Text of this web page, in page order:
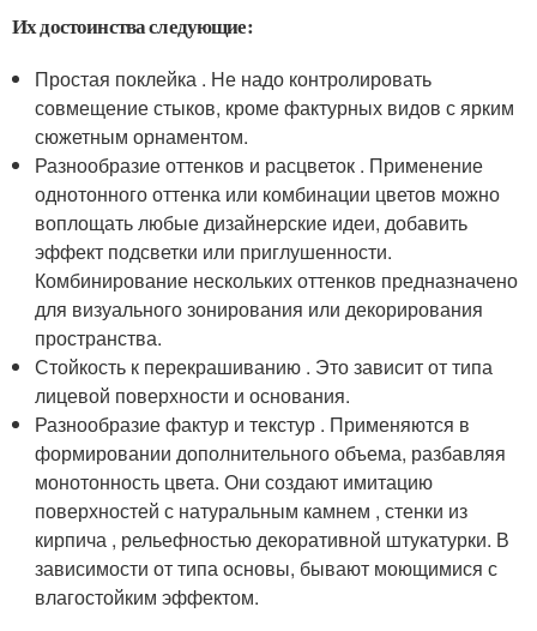
Их достоинства следующие:
Простая поклейка . Не надо контролировать
совмещение стыков, кроме фактурных видов с ярким
сюжетным орнаментом.
Разнообразие оттенков и расцветок . Применение
однотонного оттенка или комбинации цветов можно
воплощать любые дизайнерские идеи, добавить
эффект подсветки или приглушенности.
Комбинирование нескольких оттенков предназначено
для визуального зонирования или декорирования
пространства.
Стойкость к перекрашиванию . Это зависит от типа
лицевой поверхности и основания.
Разнообразие фактур и текстур . Применяются в
формировании дополнительного объема, разбавляя
монотонность цвета. Они создают имитацию
поверхностей с натуральным камнем , стенки из
кирпича , рельефностью декоративной штукатурки. В
зависимости от типа основы, бывают моющимися с
влагостойким эффектом.